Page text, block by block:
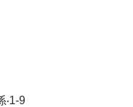
‧1-9